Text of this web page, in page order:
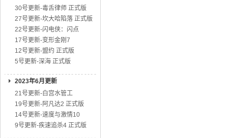
30号更新-毒舌律师 正式版
27号更新-坎大哈陷落 正式版
22号更新-闪电侠：闪点
17号更新-变形金刚7
12号更新-盟约 正式版
5号更新-深海 正式版
2023年6月更新
21号更新-白宫水管工
19号更新-阿凡达2 正式版
14号更新-速度与激情10
9号更新-疾速追杀4 正式版